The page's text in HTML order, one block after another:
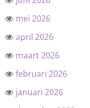
mei 2026
april 2026
maart 2026
februari 2026
januari 2026